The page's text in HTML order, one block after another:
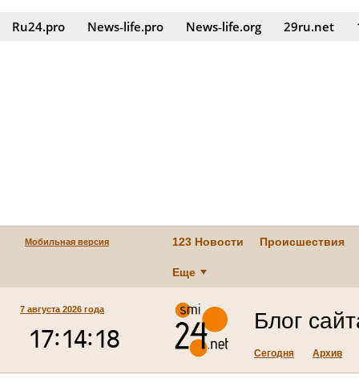
Ru24.pro News‑life.pro News‑life.org 29ru.net
Мобильная версия 123 Новости Происшествия
Еще
7 августа 2026 года Блог
Сегодня Архив